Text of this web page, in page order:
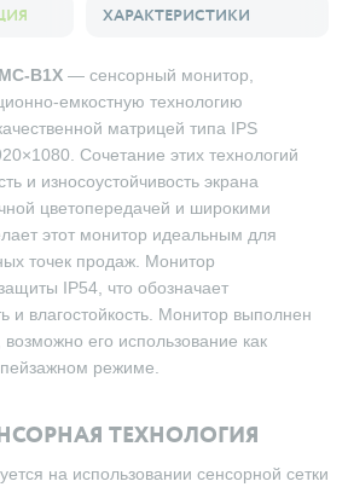
ХАРАКТЕРИСТИКИ
B1X — сенсорный монитор,
емкостную технологию
матрицей типа IPS
Сочетание этих технологий
и износоустойчивость экрана
цветопередачей и широкими
этот монитор идеальным для
точек продаж. Монитор
IP54, что обозначает
и влагостойкость. Монитор выполнен
его использование как
режиме.
ТЕХНОЛОГИЯ
на использовании сенсорной сетки